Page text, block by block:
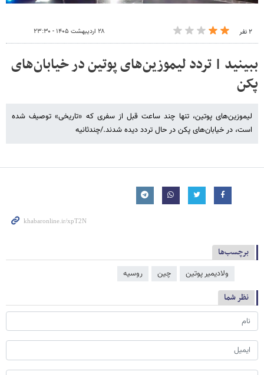
۲ نفر ۲۸ اردیبهشت ۱۴۰۵ - ۲۳:۳۰
ببینید | تردد لیموزین‌های پوتین در خیابان‌های
پکن
لیموزین‌های پوتین، تنها چند ساعت قبل از سفری که «تاریخی» توصیف شده
است، در خیابان‌های پکن در حال تردد دیده شدند./چندثانیه
برچسب‌ها
ولادیمیر پوتین چین روسیه
نظر شما